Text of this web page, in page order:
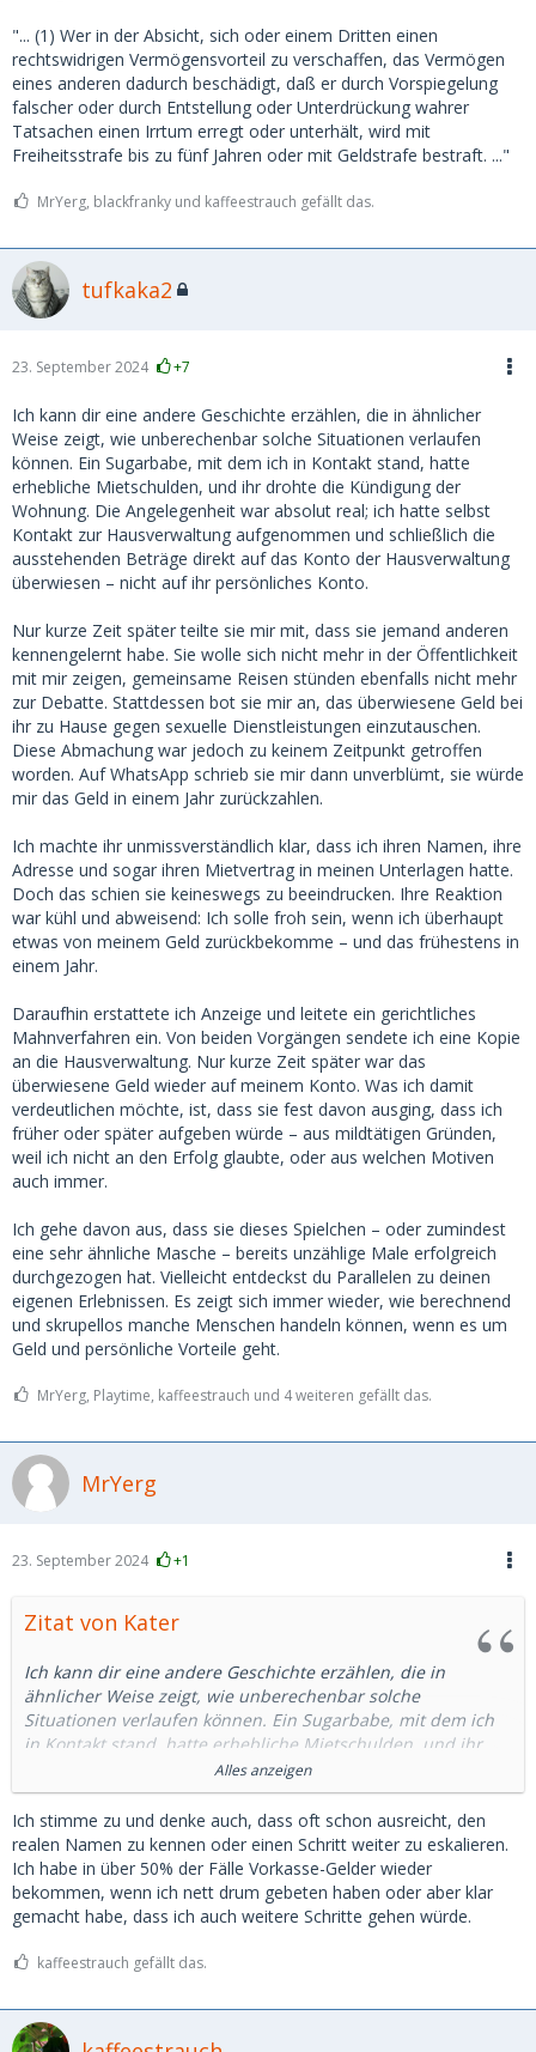
"... (1) Wer in der Absicht, sich oder einem Dritten einen
rechtswidrigen Vermögensvorteil zu verschaffen, das Vermögen
eines anderen dadurch beschädigt, daß er durch Vorspiegelung
falscher oder durch Entstellung oder Unterdrückung wahrer
Tatsachen einen Irrtum erregt oder unterhält, wird mit
Freiheitsstrafe bis zu fünf Jahren oder mit Geldstrafe bestraft. ..."
MrYerg, blackfranky und kaffeestrauch gefällt das.
tufkaka2
23. September 2024 +7
Ich kann dir eine andere Geschichte erzählen, die in ähnlicher
Weise zeigt, wie unberechenbar solche Situationen verlaufen
können. Ein Sugarbabe, mit dem ich in Kontakt stand, hatte
erhebliche Mietschulden, und ihr drohte die Kündigung der
Wohnung. Die Angelegenheit war absolut real; ich hatte selbst
Kontakt zur Hausverwaltung aufgenommen und schließlich die
ausstehenden Beträge direkt auf das Konto der Hausverwaltung
überwiesen – nicht auf ihr persönliches Konto.
Nur kurze Zeit später teilte sie mir mit, dass sie jemand anderen
kennengelernt habe. Sie wolle sich nicht mehr in der Öffentlichkeit
mit mir zeigen, gemeinsame Reisen stünden ebenfalls nicht mehr
zur Debatte. Stattdessen bot sie mir an, das überwiesene Geld bei
ihr zu Hause gegen sexuelle Dienstleistungen einzutauschen.
Diese Abmachung war jedoch zu keinem Zeitpunkt getroffen
worden. Auf WhatsApp schrieb sie mir dann unverblümt, sie würde
mir das Geld in einem Jahr zurückzahlen.
Ich machte ihr unmissverständlich klar, dass ich ihren Namen, ihre
Adresse und sogar ihren Mietvertrag in meinen Unterlagen hatte.
Doch das schien sie keineswegs zu beeindrucken. Ihre Reaktion
war kühl und abweisend: Ich solle froh sein, wenn ich überhaupt
etwas von meinem Geld zurückbekomme – und das frühestens in
einem Jahr.
Daraufhin erstattete ich Anzeige und leitete ein gerichtliches
Mahnverfahren ein. Von beiden Vorgängen sendete ich eine Kopie
an die Hausverwaltung. Nur kurze Zeit später war das
überwiesene Geld wieder auf meinem Konto. Was ich damit
verdeutlichen möchte, ist, dass sie fest davon ausging, dass ich
früher oder später aufgeben würde – aus mildtätigen Gründen,
weil ich nicht an den Erfolg glaubte, oder aus welchen Motiven
auch immer.
Ich gehe davon aus, dass sie dieses Spielchen – oder zumindest
eine sehr ähnliche Masche – bereits unzählige Male erfolgreich
durchgezogen hat. Vielleicht entdeckst du Parallelen zu deinen
eigenen Erlebnissen. Es zeigt sich immer wieder, wie berechnend
und skrupellos manche Menschen handeln können, wenn es um
Geld und persönliche Vorteile geht.
MrYerg, Playtime, kaffeestrauch und 4 weiteren gefällt das.
MrYerg
23. September 2024 +1
Zitat von Kater
Ich kann dir eine andere Geschichte erzählen, die in
ähnlicher Weise zeigt, wie unberechenbar solche
Situationen verlaufen können. Ein Sugarbabe, mit dem ich
in Kontakt stand, hatte erhebliche Mietschulden, und ihr
drohte die Kündigung der Wohnung. Die Angelegenheit war
absolut real; ich hatte selbst Kontakt zur Hausverwaltung
aufgenommen und schließlich die ausstehenden Beträge
direkt auf das Konto der Hausverwaltung überwiesen – nicht
auf ihr persönliches Konto.
Nur kurze Zeit später teilte sie mir mit, dass sie jemand
anderen kennengelernt habe. Sie wolle sich nicht mehr in
der Öffentlichkeit mit mir zeigen, gemeinsame Reisen
sie mir an, das überwiesene Geld bei ihr zu Hause gegen
sexuelle Dienstleistungen einzutauschen. Diese Abmachung
Alles anzeigen
Ich stimme zu und denke auch, dass oft schon ausreicht, den
realen Namen zu kennen oder einen Schritt weiter zu eskalieren.
Ich habe in über 50% der Fälle Vorkasse-Gelder wieder
bekommen, wenn ich nett drum gebeten haben oder aber klar
gemacht habe, dass ich auch weitere Schritte gehen würde.
kaffeestrauch gefällt das.